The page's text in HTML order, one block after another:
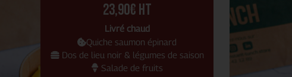
23,90€ HT
Livré chaud
Quiche saumon épinard
Dos de lieu noir & légumes de saison
Salade de fruits